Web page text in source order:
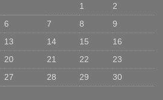
1
2
6 7 8
9
13 14 15
16
20 21 22
23
27 28 29
30